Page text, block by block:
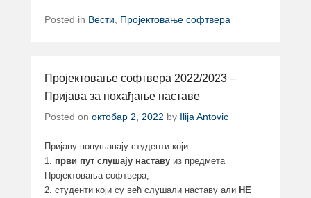
Posted in Вести Пројектовање софтвера
Пројектовање софтвера 2022/2023 –
Пријава за похађање наставе
Posted on октобар 2, 2022 by Ilija Antovic
Пријаву попуњавају студенти који:
1. први пут слушају наставу из предмета
Пројектовања софтвера;
2. студенти који су већ слушали наставу али НЕ